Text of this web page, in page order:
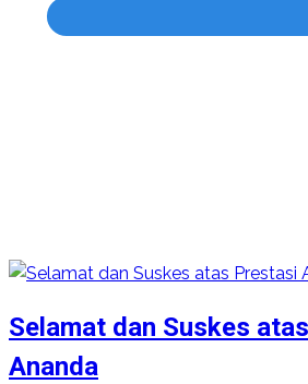
Selamat dan Suskes
Ananda